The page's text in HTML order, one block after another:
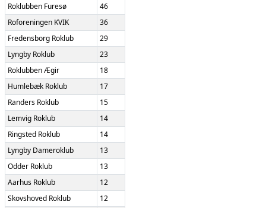
Roklubben Furesø
46
Roforeningen KVIK
36
Fredensborg Roklub
29
Lyngby Roklub
23
Roklubben Ægir
18
Humlebæk Roklub
17
Randers Roklub
15
Lemvig Roklub
14
Ringsted Roklub
14
Lyngby Dameroklub
13
Odder Roklub
13
Aarhus Roklub
12
Skovshoved Roklub
12